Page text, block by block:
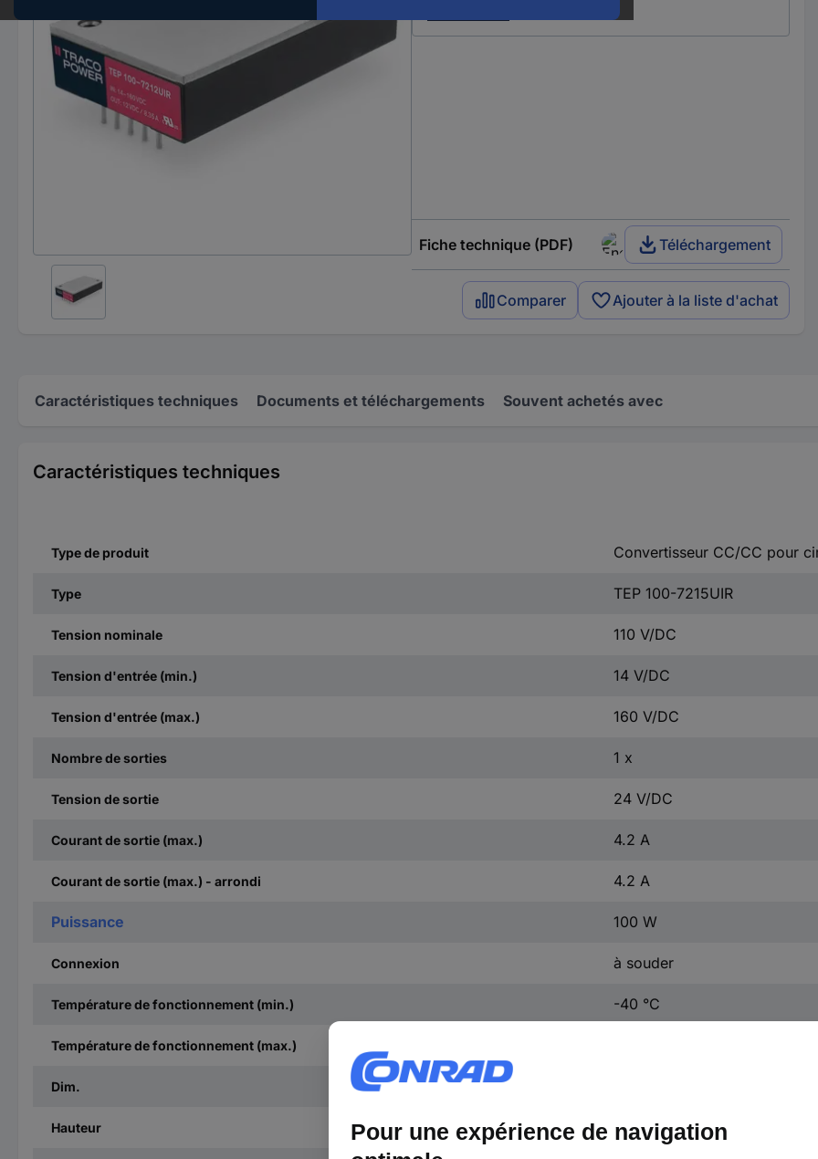
Fiche technique (PDF) Téléchargement
Comparer Ajouter à la liste d'achat
Caractéristiques techniques Documents et téléchargements Souvent achetés avec
Caractéristiques techniques
Type de produit Convertisseur CC/CC pour
Type TEP 100-7215UIR
Tension nominale 110 V/DC
Tension d'entrée (min.) 14 V/DC
Tension d'entrée (max.) 160 V/DC
Nombre de sorties 1 x
Tension de sortie 24 V/DC
Courant de sortie (max.) 4.2 A
Courant de sortie (max.) - arrondi 4.2 A
Puissance 100 W
Connexion à souder
Température de fonctionnement (min.) -40 °C
Température de fonctionnement (max.)
Dim.
Hauteur 12.70 mm